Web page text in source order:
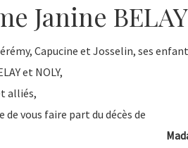
Janine BELAY
Capucine et Josselin, ses
et NOLY,
alliés,
vous faire part du décès de